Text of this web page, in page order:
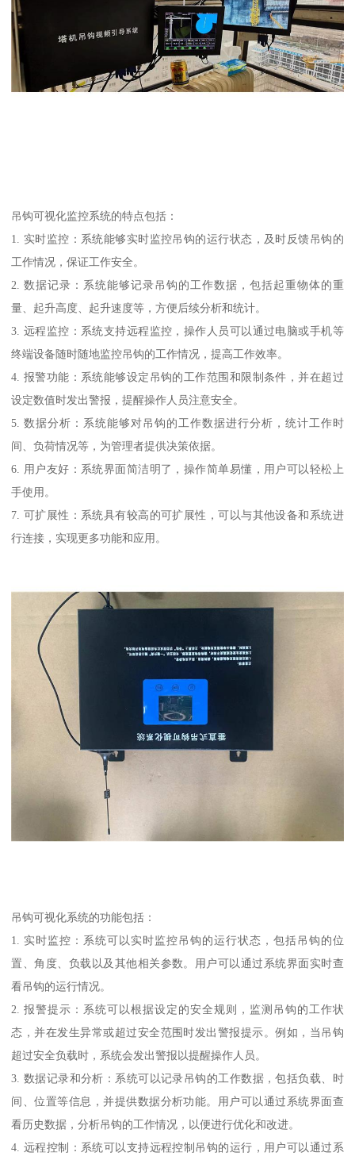
吊钩可视化监控系统的特点包括：
1. 实时监控：系统能够实时监控吊钩的运行状态，及时反馈吊钩的
工作情况，保证工作安全。
2. 数据记录：系统能够记录吊钩的工作数据，包括起重物体的重
量、起升高度、起升速度等，方便后续分析和统计。
3. 远程监控：系统支持远程监控，操作人员可以通过电脑或手机等
终端设备随时随地监控吊钩的工作情况，提高工作效率。
4. 报警功能：系统能够设定吊钩的工作范围和限制条件，并在超过
设定数值时发出警报，提醒操作人员注意安全。
5. 数据分析：系统能够对吊钩的工作数据进行分析，统计工作时
间、负荷情况等，为管理者提供决策依据。
6. 用户友好：系统界面简洁明了，操作简单易懂，用户可以轻松上
手使用。
7. 可扩展性：系统具有较高的可扩展性，可以与其他设备和系统进
行连接，实现更多功能和应用。
吊钩可视化系统的功能包括：
1. 实时监控：系统可以实时监控吊钩的运行状态，包括吊钩的位
置、角度、负载以及其他相关参数。用户可以通过系统界面实时查
看吊钩的运行情况。
2. 报警提示：系统可以根据设定的安全规则，监测吊钩的工作状
态，并在发生异常或超过安全范围时发出警报提示。例如，当吊钩
超过安全负载时，系统会发出警报以提醒操作人员。
3. 数据记录和分析：系统可以记录吊钩的工作数据，包括负载、时
间、位置等信息，并提供数据分析功能。用户可以通过系统界面查
看历史数据，分析吊钩的工作情况，以便进行优化和改进。
4. 远程控制：系统可以支持远程控制吊钩的运行，用户可以通过系